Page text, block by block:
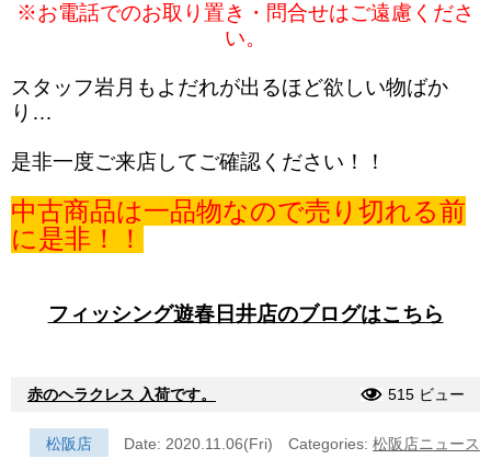
※お電話でのお取り置き・問合せはご遠慮くださ
い。
スタッフ岩月もよだれが出るほど欲しい物ばか
り…
是非一度ご来店してご確認ください！！
中古商品は一品物なので売り切れる前
に是非！！
フィッシング遊春日井店のブログはこちら
赤のヘラクレス 入荷です。 515 ビュー
松阪店 Date: 2020.11.06(Fri) Categories: 松阪店ニュース